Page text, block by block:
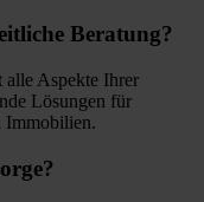
Beratung?
alle Aspekte Ihrer
Lösungen für
Immobilien.